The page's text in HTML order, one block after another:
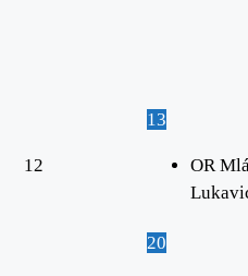
12
13
OR
20